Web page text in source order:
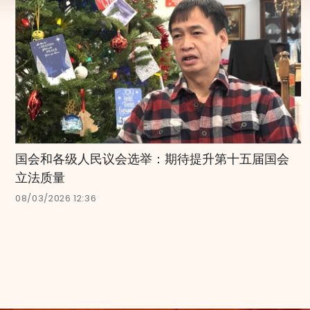
国会和各级人民议会选举：期待提升第十五届国会
立法质量
08/03/2026 12:36